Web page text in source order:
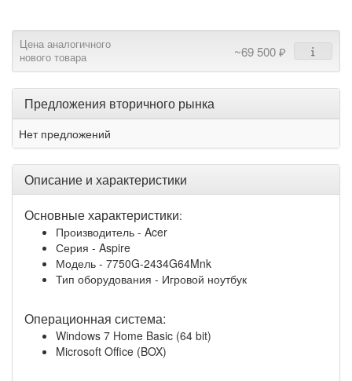
Цена аналогичного
нового товара
~69 500 ₽
Предложения вторичного рынка
Нет предложений
Описание и характеристики
Основные характеристики:
Производитель - Acer
Серия - Aspire
Модель - 7750G-2434G64Mnk
Тип оборудования - Игровой ноутбук
Операционная система:
Windows 7 Home Basic (64 bit)
Microsoft Office (BOX)